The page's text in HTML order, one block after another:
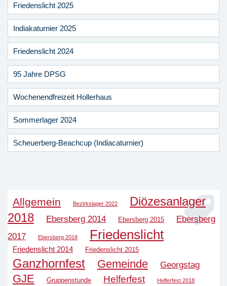
Friedenslicht 2025
Indiakaturnier 2025
Friedenslicht 2024
95 Jahre DPSG
Wochenendfreizeit Hollerhaus
Sommerlager 2024
Scheuerberg-Beachcup (Indiacaturnier)
Allgemein Bezirkslager 2022
Diözesanlager
2018
Ebersberg 2014 Ebersberg 2015
Ebersberg
2017
Ebersberg 2018 Friedenslicht
Friedenslicht 2014 Friedenslicht 2015
Ganzhornfest Gemeinde Georgstag
GJE Gruppenstunde Helferfest Helferfest 2018